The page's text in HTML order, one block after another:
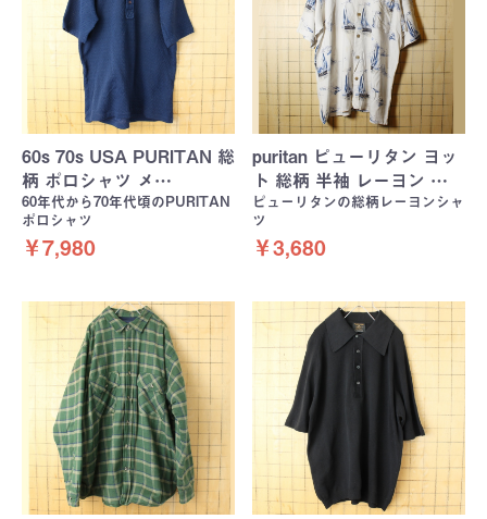
60s 70s USA PURITAN 総
柄 ポロシャツ メ…
60年代から70年代頃のPURITAN
ポロシャツ
￥7,980
puritan ピューリタン ヨッ
ト 総柄 半袖 レーヨン …
ピューリタンの総柄レーヨンシャ
ツ
￥3,680